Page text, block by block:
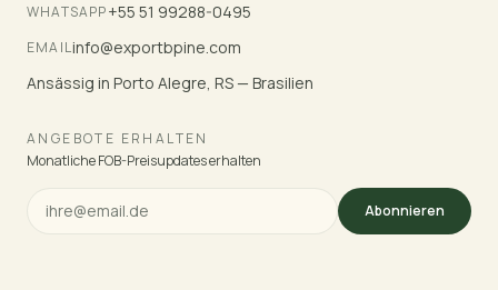
WHATSAPP+55 51 99288-0495
EMAILinfo@exportbpine.com
Ansässig in Porto Alegre, RS — Brasilien
ANGEBOTE ERHALTEN
Monatliche FOB-Preisupdates erhalten
Abonnieren